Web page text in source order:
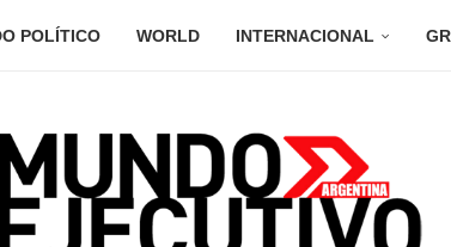
POLÍTICO WORLD INTERNACIONAL